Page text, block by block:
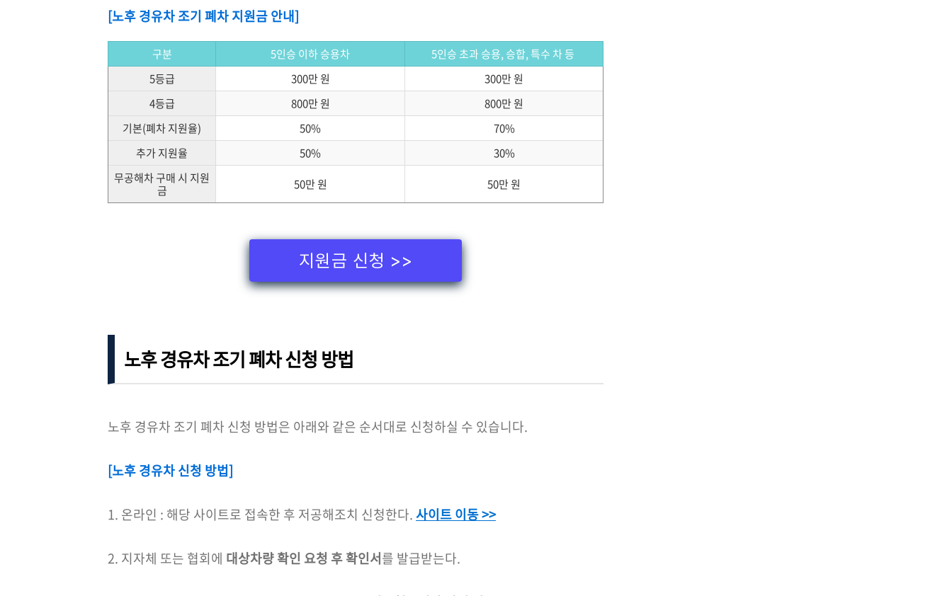
[노후 경유차 조기 폐차 지원금 안내]
구분 5인승 이하 승용차
5인승 초과 승용, 승합, 특수 차 등
5등급
300만 원
300만 원
4등급
800만 원
800만 원
기본(폐차 지원율)
50%
70%
추가 지원율
50%
30%
무공해차 구매 시 지원
금
50만 원 50만 원
지원금 신청 >>
노후 경유차 조기 폐차 신청 방법
노후 경유차 조기 폐차 신청 방법은 아래와 같은 순서대로 신청하실 수 있습니다.
[노후 경유차 신청 방법]
1. 온라인 : 해당 사이트로 접속한 후 저공해조치 신청한다.사이트 이동 >>
2. 지자체 또는 협회에 대상차량 확인 요청 후 확인서를 발급받는다.